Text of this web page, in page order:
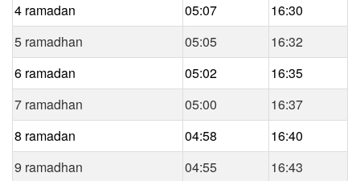
4 ramadan
05:07
16:30
5 ramadhan
05:05
16:32
6 ramadan
05:02
16:35
7 ramadhan
05:00
16:37
8 ramadan
04:58
16:40
9 ramadhan
04:55
16:43